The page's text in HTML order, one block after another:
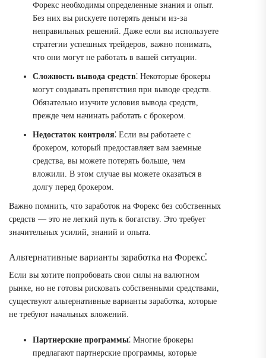
Форекс необходимы определенные знания и опыт.
Без них вы рискуете потерять деньги из-за
неправильных решений. Даже если вы используете
стратегии успешных трейдеров, важно понимать,
что они могут не работать в вашей ситуации.
Сложность вывода средств⁚ Некоторые брокеры
могут создавать препятствия при выводе средств.
Обязательно изучите условия вывода средств,
прежде чем начинать работать с брокером.
Недостаток контроля⁚ Если вы работаете с
брокером, который предоставляет вам заемные
средства, вы можете потерять больше, чем
вложили. В этом случае вы можете оказаться в
долгу перед брокером.
Важно помнить, что заработок на Форекс без собственных
средств — это не легкий путь к богатству. Это требует
значительных усилий, знаний и опыта.
Альтернативные варианты заработка на Форекс⁚
Если вы хотите попробовать свои силы на валютном
рынке, но не готовы рисковать собственными средствами,
существуют альтернативные варианты заработка, которые
не требуют начальных вложений.
Партнерские программы⁚ Многие брокеры
предлагают партнерские программы, которые